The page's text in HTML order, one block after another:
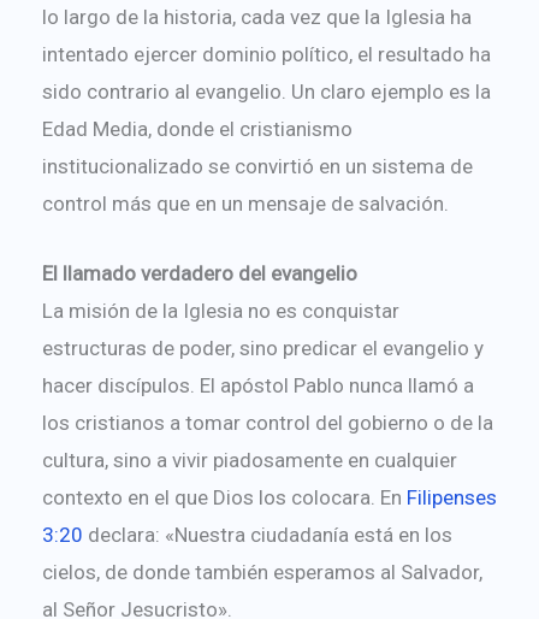
lo largo de la historia, cada vez que la Iglesia ha
intentado ejercer dominio político, el resultado ha
sido contrario al evangelio. Un claro ejemplo es la
Edad Media, donde el cristianismo
institucionalizado se convirtió en un sistema de
control más que en un mensaje de salvación.
El llamado verdadero del evangelio
La misión de la Iglesia no es conquistar
estructuras de poder, sino predicar el evangelio y
hacer discípulos. El apóstol Pablo nunca llamó a
los cristianos a tomar control del gobierno o de la
cultura, sino a vivir piadosamente en cualquier
contexto en el que Dios los colocara. En Filipenses
3:20 declara: «Nuestra ciudadanía está en los
cielos, de donde también esperamos al Salvador,
al Señor Jesucristo».